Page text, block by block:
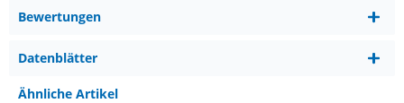
Bewertungen
Datenblätter
Ähnliche Artikel